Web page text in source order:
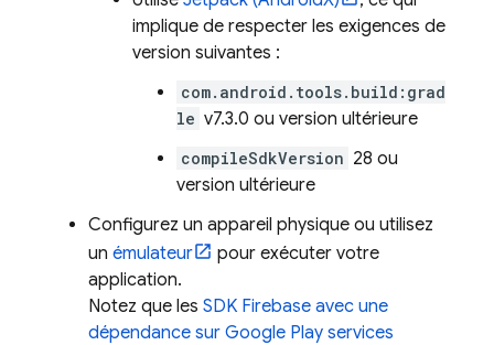
implique de respecter les exigences de
version suivantes :
com.android.tools.build:grad
le v7.3.0 ou version ultérieure
compileSdkVersion 28 ou
version ultérieure
Configurez un appareil physique ou utilisez
un émulateur
pour exécuter votre
application.
Notez que les SDK Firebase avec une
dépendance sur Google Play services